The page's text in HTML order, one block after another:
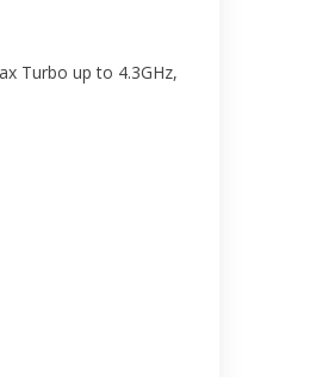
Turbo up to 4.3GHz,